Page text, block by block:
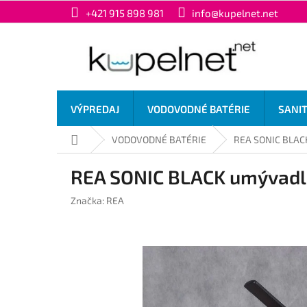
+421 915 898 981 info@kupelnet.net
VÝPREDAJ VODOVODNÉ BATÉRIE
DomovVODOVODNÉ BATÉRIE REA SONIC
REA SONIC BLACK
Značka: REA